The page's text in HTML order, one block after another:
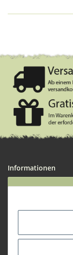
Informationen